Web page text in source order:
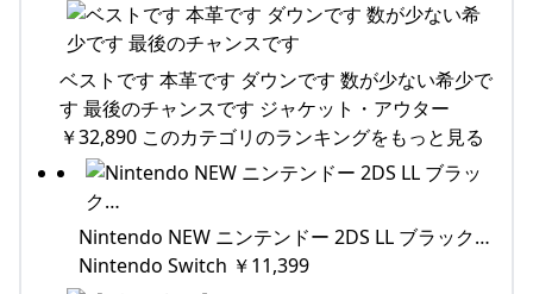
ベストです 本革です ダウンです 数が少ない希少で
す 最後のチャンスです ジャケット・アウター
￥32,890 このカテゴリのランキングをもっと見る
Nintendo NEW ニンテンドー 2DS LL ブラック…
Nintendo Switch ￥11,399